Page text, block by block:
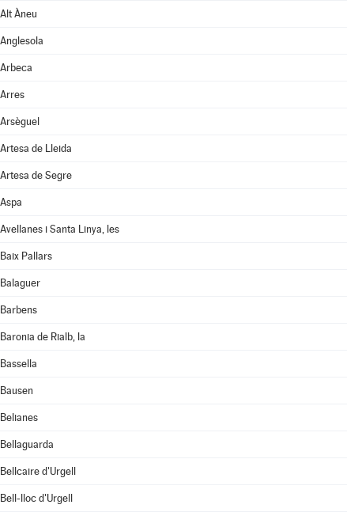
Alt Àneu
Anglesola
Arbeca
Arres
Arsèguel
Artesa de Lleida
Artesa de Segre
Aspa
Avellanes i Santa Linya, les
Baix Pallars
Balaguer
Barbens
Baronia de Rialb, la
Bassella
Bausen
Belianes
Bellaguarda
Bellcaire d'Urgell
Bell-lloc d'Urgell